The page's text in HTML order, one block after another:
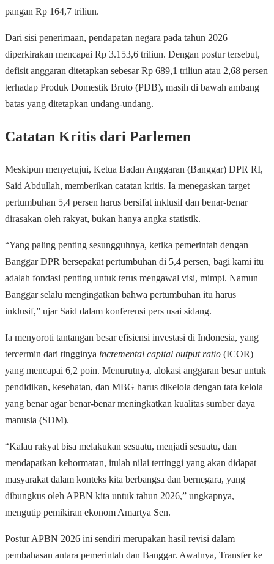
pangan Rp 164,7 triliun.
Dari sisi penerimaan, pendapatan negara pada tahun 2026
diperkirakan mencapai Rp 3.153,6 triliun. Dengan postur tersebut,
defisit anggaran ditetapkan sebesar Rp 689,1 triliun atau 2,68 persen
terhadap Produk Domestik Bruto (PDB), masih di bawah ambang
batas yang ditetapkan undang-undang.
Catatan Kritis dari Parlemen
Meskipun menyetujui, Ketua Badan Anggaran (Banggar) DPR RI,
Said Abdullah, memberikan catatan kritis. Ia menegaskan target
pertumbuhan 5,4 persen harus bersifat inklusif dan benar-benar
dirasakan oleh rakyat, bukan hanya angka statistik.
“Yang paling penting sesungguhnya, ketika pemerintah dengan
Banggar DPR bersepakat pertumbuhan di 5,4 persen, bagi kami itu
adalah fondasi penting untuk terus mengawal visi, mimpi. Namun
Banggar selalu mengingatkan bahwa pertumbuhan itu harus
inklusif,” ujar Said dalam konferensi pers usai sidang.
Ia menyoroti tantangan besar efisiensi investasi di Indonesia, yang
tercermin dari tingginya incremental capital output ratio (ICOR)
yang mencapai 6,2 poin. Menurutnya, alokasi anggaran besar untuk
pendidikan, kesehatan, dan MBG harus dikelola dengan tata kelola
yang benar agar benar-benar meningkatkan kualitas sumber daya
manusia (SDM).
“Kalau rakyat bisa melakukan sesuatu, menjadi sesuatu, dan
mendapatkan kehormatan, itulah nilai tertinggi yang akan didapat
masyarakat dalam konteks kita berbangsa dan bernegara, yang
dibungkus oleh APBN kita untuk tahun 2026,” ungkapnya,
mengutip pemikiran ekonom Amartya Sen.
Postur APBN 2026 ini sendiri merupakan hasil revisi dalam
pembahasan antara pemerintah dan Banggar. Awalnya, Transfer ke